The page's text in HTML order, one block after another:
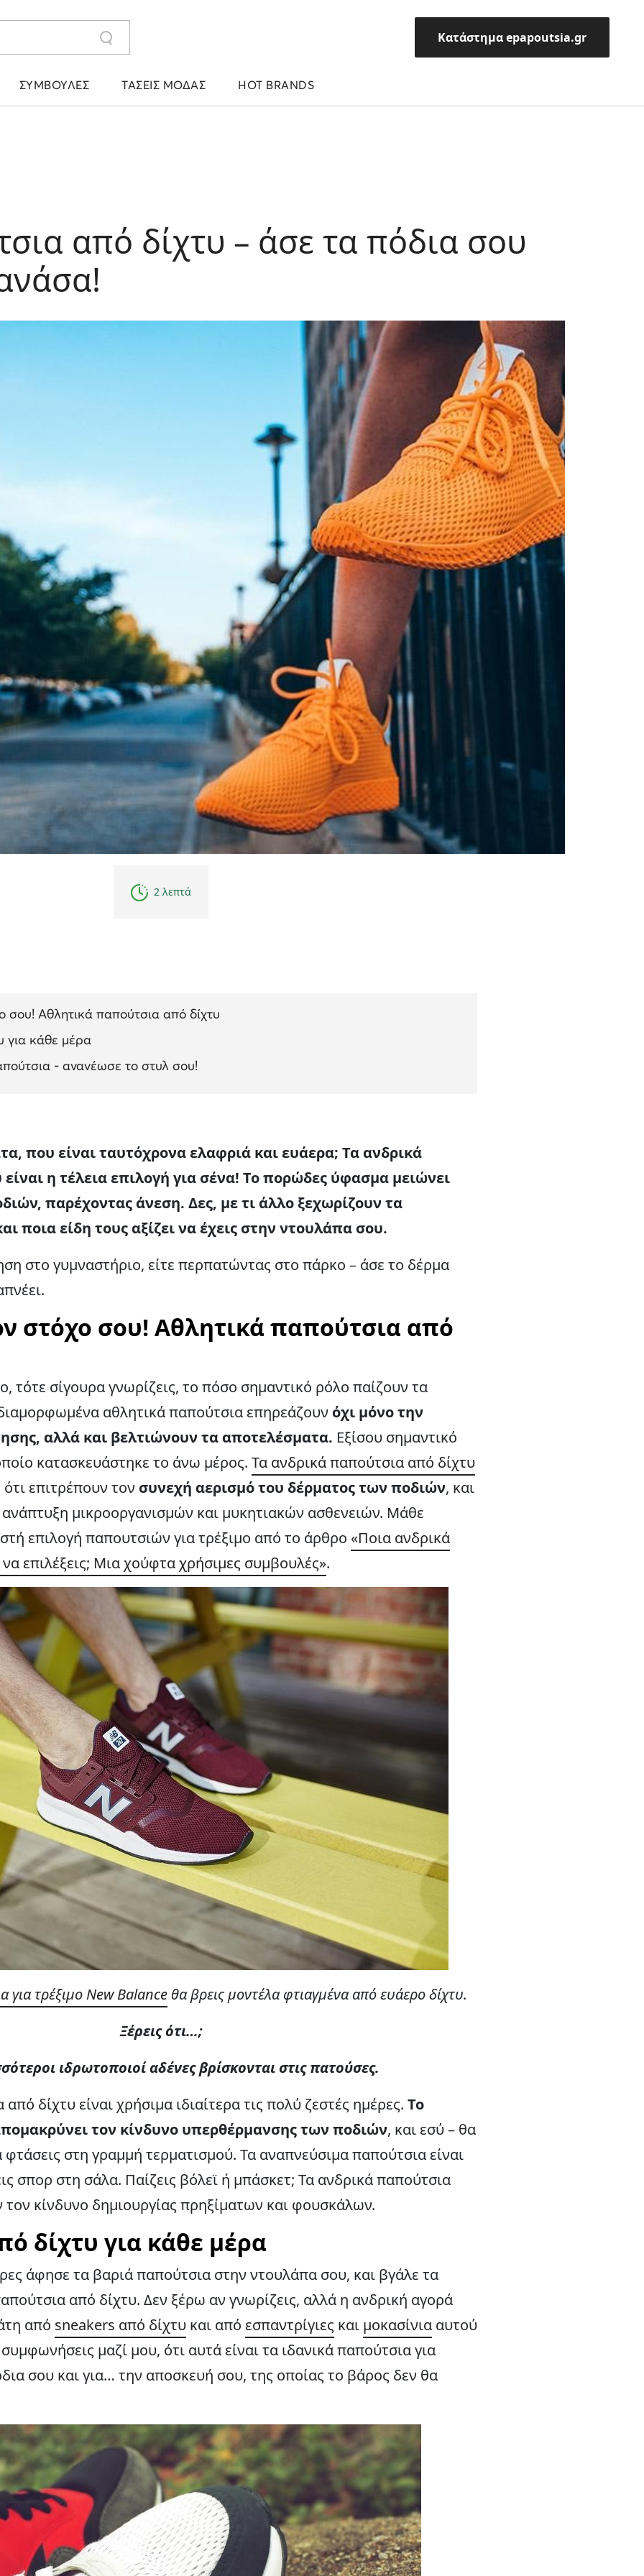
Κατάστημα epapoutsia.gr
ΣΥΜΒΟΥΛΈΣ ΤΆΣΕΙΣ ΜΌΔΑΣ HOT BRANDS
από δίχτυ – άσε τα πόδια σου
2 λεπτά
σου! Αθλητικά παπούτσια από δίχτυ
για κάθε μέρα
- ανανέωσε το στυλ σου!
που είναι ταυτόχρονα ελαφριά και ευάερα; Τα ανδρικά
η τέλεια επιλογή για σένα! Το πορώδες ύφασμα μειώνει
παρέχοντας άνεση. Δες, με τι άλλο ξεχωρίζουν τα
ποια είδη τους αξίζει να έχεις στην ντουλάπα σου.
στο γυμναστήριο, είτε περπατώντας στο πάρκο – άσε το δέρμα
στόχο σου! Αθλητικά παπούτσια από
τότε σίγουρα γνωρίζεις, το πόσο σημαντικό ρόλο παίζουν τα
αθλητικά παπούτσια επηρεάζουν όχι μόνο την
αλλά και βελτιώνουν τα αποτελέσματα. Εξίσου σημαντικό
κατασκευάστηκε το άνω μέρος. Τα ανδρικά παπούτσια από δίχτυ
επιτρέπουν τον συνεχή αερισμό του δέρματος των ποδιών, και
μικροοργανισμών και μυκητιακών ασθενειών. Μάθε
επιλογή παπουτσιών για τρέξιμο από το άρθρο «Ποια ανδρικά
επιλέξεις; Μια χούφτα χρήσιμες συμβουλές».
για τρέξιμο New Balance θα βρεις μοντέλα φτιαγμένα από ευάερο δίχτυ.
Ξέρεις ότι…;
ιδρωτοποιοί αδένες βρίσκονται στις πατούσες.
δίχτυ είναι χρήσιμα ιδιαίτερα τις πολύ ζεστές ημέρες. Το
τον κίνδυνο υπερθέρμανσης των ποδιών, και εσύ – θα
φτάσεις στη γραμμή τερματισμού. Τα αναπνεύσιμα παπούτσια είναι
σπορ στη σάλα. Παίζεις βόλεϊ ή μπάσκετ; Τα ανδρικά παπούτσια
κίνδυνο δημιουργίας πρηξίματων και φουσκάλων.
δίχτυ για κάθε μέρα
άφησε τα βαριά παπούτσια στην ντουλάπα σου, και βγάλε τα
από δίχτυ. Δεν ξέρω αν γνωρίζεις, αλλά η ανδρική αγορά
από sneakers από δίχτυ και από εσπαντρίγιες και μοκασίνια αυτού
μαζί μου, ότι αυτά είναι τα ιδανικά παπούτσια για
σου και για… την αποσκευή σου, της οποίας το βάρος δεν θα